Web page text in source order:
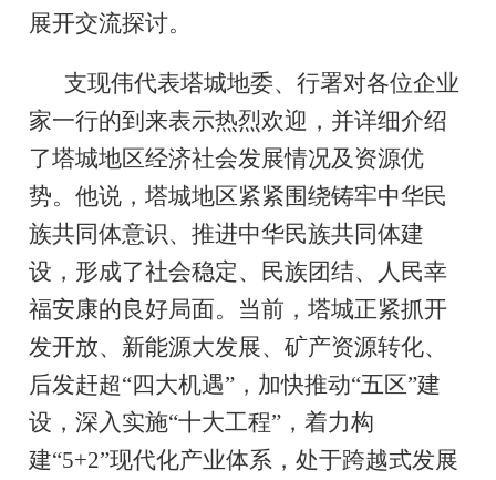
展开交流探讨。
支现伟代表塔城地委、行署对各位企业
家一行的到来表示热烈欢迎，并详细介绍
了塔城地区经济社会发展情况及资源优
势。他说，塔城地区紧紧围绕铸牢中华民
族共同体意识、推进中华民族共同体建
设，形成了社会稳定、民族团结、人民幸
福安康的良好局面。当前，塔城正紧抓开
发开放、新能源大发展、矿产资源转化、
后发赶超“四大机遇”，加快推动“五区”建
设，深入实施“十大工程”，着力构
建“5+2”现代化产业体系，处于跨越式发展